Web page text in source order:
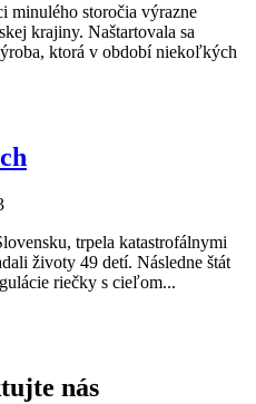
minulého storočia výrazne
krajiny. Naštartovala sa
ktorá v období niekoľkých
trpela katastrofálnymi
životy 49 detí. Následne štát
riečky s cieľom...
nás